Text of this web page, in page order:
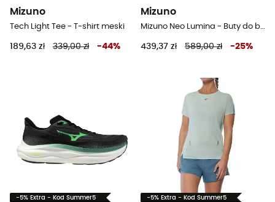
Mizuno
Tech Light Tee - T-shirt meski
189,63 zł 339,00 zł -44%
Mizuno
Mizuno Neo Lumina - Buty do biegania meskie
439,37 zł 589,00 zł -25%
-5% Extra - Kod Summer5 -5% Extra - Kod Summer5